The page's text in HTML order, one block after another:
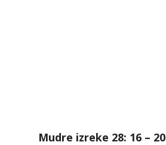
Mudre izreke 28: 16 – 20